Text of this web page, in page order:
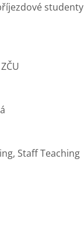
studenty
Staff Teaching